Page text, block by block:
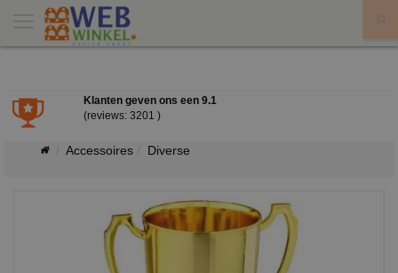
Klanten geven ons een 9.1
(reviews: 3201 )
Accessoires Diverse